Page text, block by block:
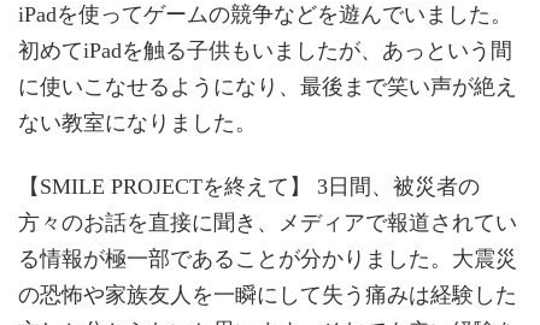
iPadを使ってゲームの競争などを遊んでいました。
初めてiPadを触る子供もいましたが、あっという間
に使いこなせるようになり、最後まで笑い声が絶え
ない教室になりました。
【SMILE PROJECTを終えて】 3日間、被災者の
方々のお話を直接に聞き、メディアで報道されてい
る情報が極一部であることが分かりました。大震災
の恐怖や家族友人を一瞬にして失う痛みは経験した